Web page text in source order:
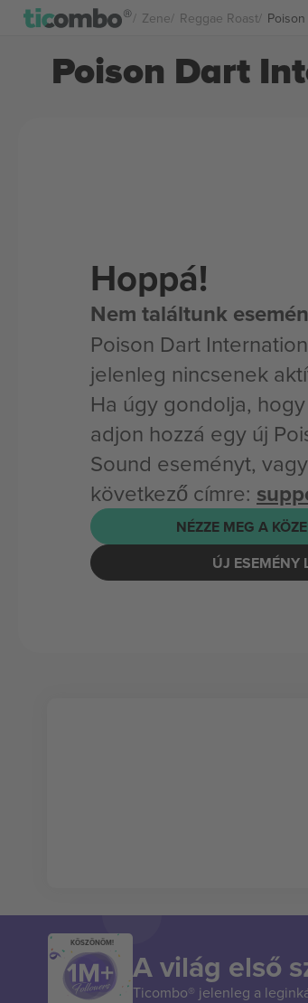
Zene Reggae Roast
Poison Dart
Hoppá!
Nem találtunk
Poison Dart
jelenleg nincsenek
Ha úgy gondolja,
adjon hozzá egy új
Sound eseményt,
következő címre:
NÉZZE MEG A
ÚJ ESEMÉNY
KÖSZÖNÖM!
A világ első
Ticombo® jelenleg a